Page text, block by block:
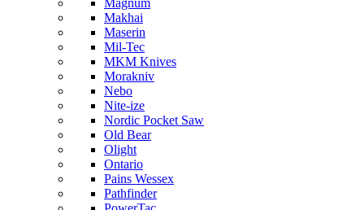
Magnum
Makhai
Maserin
Mil-Tec
MKM Knives
Morakniv
Nebo
Nite-ize
Nordic Pocket Saw
Old Bear
Olight
Ontario
Pains Wessex
Pathfinder